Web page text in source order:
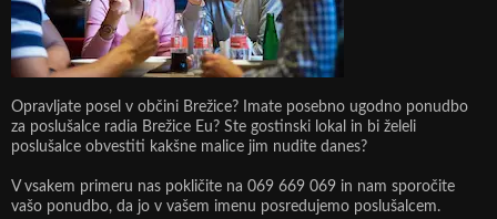
Opravljate posel v občini Brežice? Imate posebno ugodno ponudbo
za poslušalce radia Brežice Eu? Ste gostinski lokal in bi želeli
poslušalce obvestiti kakšne malice jim nudite danes?
V vsakem primeru nas pokličite na 069 669 069 in nam sporočite
vašo ponudbo, da jo v vašem imenu posredujemo poslušalcem.